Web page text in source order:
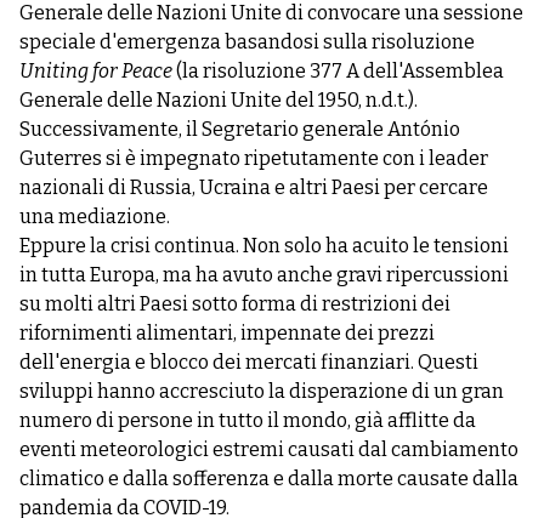
Generale delle Nazioni Unite di convocare una sessione
speciale d'emergenza basandosi sulla risoluzione
Uniting for Peace(larisoluzione 377 Adell'Assemblea
Generale delle Nazioni Unite del 1950, n.d.t.).
Successivamente, il Segretario generale António
Guterres si è impegnato ripetutamente con i leader
nazionali di Russia, Ucraina e altri Paesi per cercare
una mediazione.
Eppure la crisi continua. Non solo ha acuito le tensioni
in tutta Europa, ma ha avuto anche gravi ripercussioni
su molti altri Paesi sotto forma di restrizioni dei
rifornimenti alimentari, impennate dei prezzi
dell'energia e blocco dei mercati finanziari. Questi
sviluppi hanno accresciuto la disperazione di un gran
numero di persone in tutto il mondo, già afflitte da
eventi meteorologici estremi causati dal cambiamento
climatico e dalla sofferenza e dalla morte causate dalla
pandemia da COVID-19.